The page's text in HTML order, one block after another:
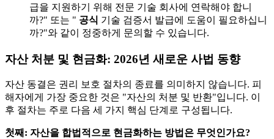
급을 지원하기 위해 전문 기술 회사에 연락해야 합니
까?" 또는 " 공식 기술 검증서 발급에 도움이 필요하십니
까?"와 같이 정중하게 문의할 수 있습니다.
자산 처분 및 현금화: 2026년 새로운 사법 동향
자산 동결은 권리 보호 절차의 종료를 의미하지 않습니다. 피
해자에게 가장 중요한 것은 "자산의 처분 및 반환"입니다. 이
후 절차는 주로 다음 세 가지 핵심 단계로 구성됩니다.
첫째: 자산을 합법적으로 현금화하는 방법은 무엇인가요?